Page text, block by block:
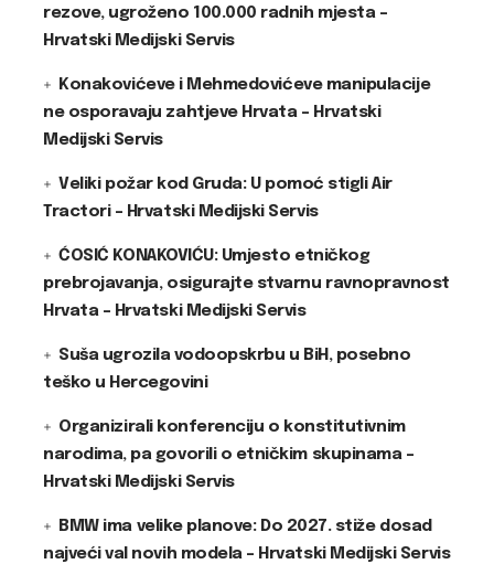
rezove, ugroženo 100.000 radnih mjesta –
Hrvatski Medijski Servis
Konakovićeve i Mehmedovićeve manipulacije
ne osporavaju zahtjeve Hrvata – Hrvatski
Medijski Servis
Veliki požar kod Gruda: U pomoć stigli Air
Tractori – Hrvatski Medijski Servis
ĆOSIĆ KONAKOVIĆU: Umjesto etničkog
prebrojavanja, osigurajte stvarnu ravnopravnost
Hrvata – Hrvatski Medijski Servis
Suša ugrozila vodoopskrbu u BiH, posebno
teško u Hercegovini
Organizirali konferenciju o konstitutivnim
narodima, pa govorili o etničkim skupinama –
Hrvatski Medijski Servis
BMW ima velike planove: Do 2027. stiže dosad
najveći val novih modela – Hrvatski Medijski Servis